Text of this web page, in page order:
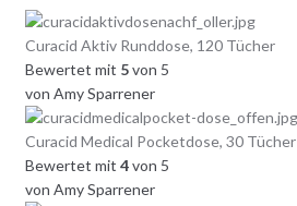
Curacid Aktiv Runddose, 120 Tücher
Bewertet mit 5von 5
von Amy Sparrener
Curacid Medical Pocketdose, 30 Tücher
Bewertet mit 4von 5
von Amy Sparrener